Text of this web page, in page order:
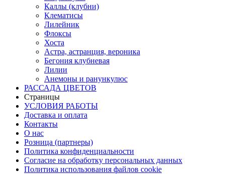
Каллы (клубни)
Клематисы
Лилейник
Флоксы
Хоста
Астра, астранция, вероника
Бегония клубневая
Лилии
Анемоны и ранункулюс
РАССАДА ЦВЕТОВ
Страницы
УСЛОВИЯ РАБОТЫ
Доставка и оплата
Контакты
О наc
Розница (партнеры)
Политика конфиденциальности
Согласие на обработку персональных данных
Политика использования файлов сookie